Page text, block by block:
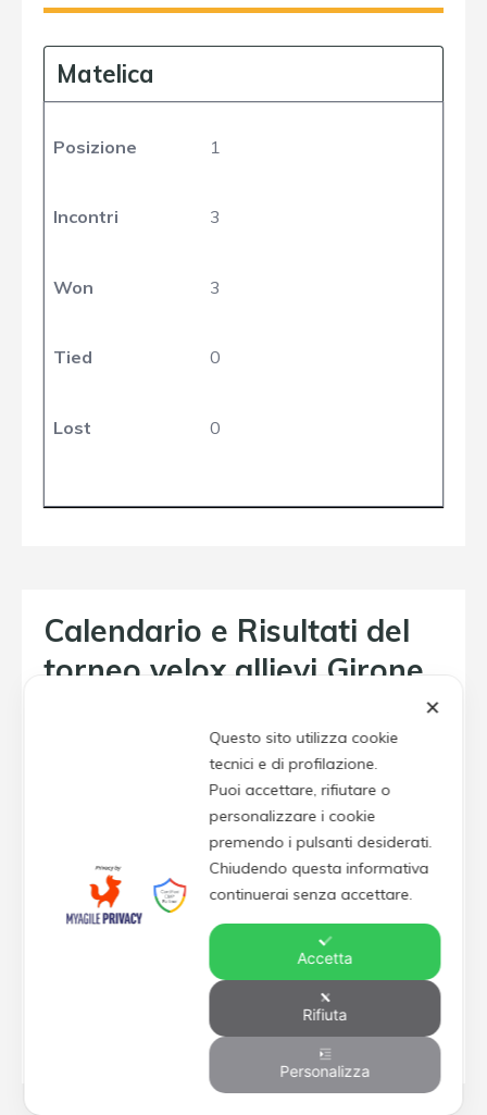
Matelica
Posizione 1
Incontri 3
Won 3
Tied 0
Lost 0
Calendario e Risultati del
torneo velox allievi Girone
Vigor Senigallia –Aurora Jesi
7 - 0
1.Giornata
20:00
Saline Senigallia
✕
Questo sito utilizza cookie
tecnici e di profilazione.
Puoi accettare, rifiutare o
personalizzare i cookie
premendo i pulsanti desiderati.
Chiudendo questa informativa
continuerai senza accettare.
Accetta
Rifiuta
Personalizza